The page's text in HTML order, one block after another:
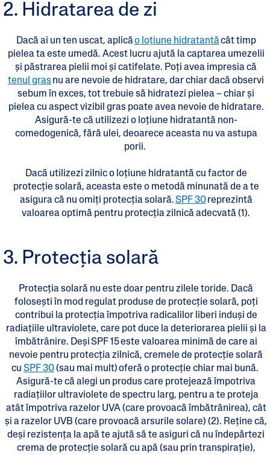
2. Hidratarea de zi
Dacă ai un ten uscat, aplicăo loțiune hidratantăcât timp
pielea ta este umedă. Acest lucru ajută la captarea umezelii
și păstrarea pielii moi și catifelate. Poți avea impresia că
tenul gras nu are nevoie de hidratare, dar chiar dacă observi
sebum în exces, tot trebuie să hidratezi pielea – chiar și
pielea cu aspect vizibil gras poate avea nevoie de hidratare.
Asigură-te că utilizezi o loțiune hidratantă non-
comedogenică, fără ulei, deoarece aceasta nu va astupa
porii.
Dacă utilizezi zilnic o loțiune hidratantă cu factor de
protecție solară, aceasta este o metodă minunată de a te
asigura că nu omiți protecția solară.SPF 30reprezintă
valoarea optimă pentru protecția zilnică adecvată (1).
3. Protecția solară
Protecția solară nu este doar pentru zilele toride. Dacă
foloseşti în mod regulat produse de protecție solară, poți
contribui la protecția împotriva radicalilor liberi induși de
radiațiile ultraviolete, care pot duce la deteriorarea pielii și la
îmbătrânire. Deși SPF 15 este valoarea minimă de care ai
nevoie pentru protecția zilnică, cremele de protecție solară
cu SPF 30(sau mai mult) oferă o protecție chiar mai bună.
Asigură-te că alegi un produs care protejează împotriva
radiațiilor ultraviolete de spectru larg, pentru a te proteja
atât împotriva razelor UVA (care provoacă îmbătrânirea), cât
și a razelor UVB (care provoacă arsurile solare) (2). Reține că,
deși rezistența la apă te ajută să te asiguri că nu îndepărtezi
crema de protecție solară cu apă (sau prin transpirație),